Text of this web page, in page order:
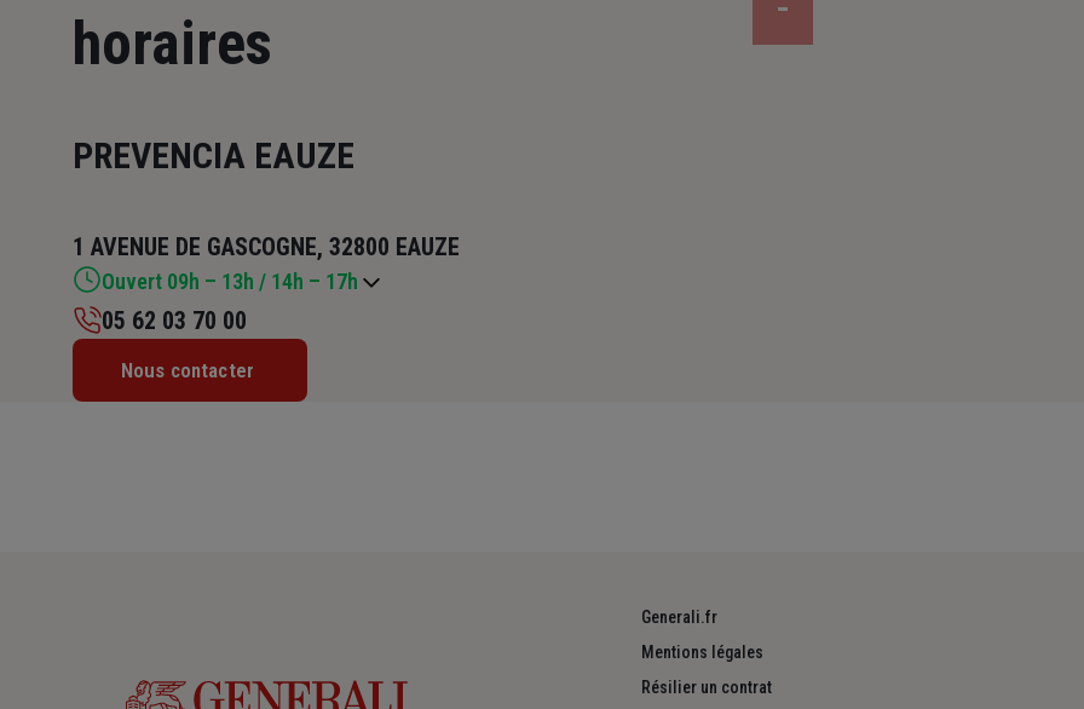
horaires
PREVENCIA EAUZE
1 AVENUE DE GASCOGNE, 32800 EAUZE
Ouvert 09h – 13h / 14h – 17h
Lundi : 09h – 13h / 14h – 17h
Mardi : 09h – 13h / 14h – 17h
05 62 03 70 00
Nous contacter
Generali.fr
Mentions légales
Résilier un contrat